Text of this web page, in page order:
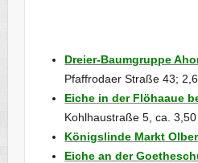
Dreier-Baumgruppe
Pfaffrodaer Straße 43;
Eiche in der Flöhaaue
Kohlhaustraße 5, ca.
Königslinde Markt
Eiche an der